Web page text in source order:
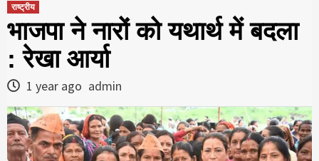
राष्ट्रीय
भाजपा ने नारों को यथार्थ में बदला
: रेखा आर्या
1 year ago admin